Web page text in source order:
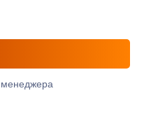
менеджера